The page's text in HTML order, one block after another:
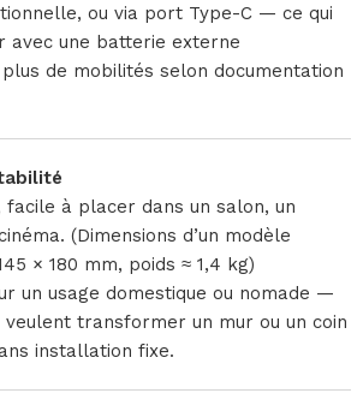
ou via port Type-C — ce qui
avec une batterie externe
de mobilités selon documentation
facile à placer dans un salon, un
(Dimensions d’un modèle
× 180 mm, poids ≈ 1,4 kg)
un usage domestique ou nomade —
veulent transformer un mur ou un coin
installation fixe.